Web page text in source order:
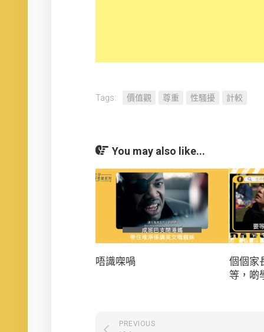
Tags: 價值觀 尊重 性騷擾 計較
You may also like...
唔識㗎喎
個個家
等，啲
PREVIOUS